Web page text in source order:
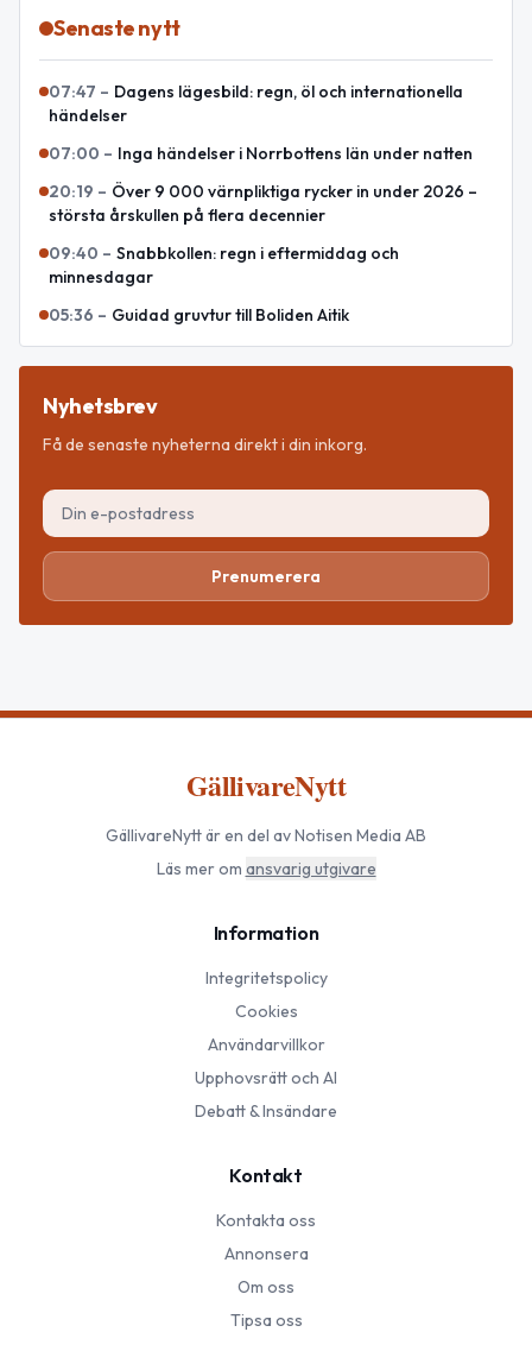
Senaste nytt
07:47 – Dagens lägesbild: regn, öl och internationella
händelser
07:00 – Inga händelser i Norrbottens län under natten
20:19 – Över 9 000 värnpliktiga rycker in under 2026 –
största årskullen på flera decennier
09:40 – Snabbkollen: regn i eftermiddag och
minnesdagar
05:36 – Guidad gruvtur till Boliden Aitik
Nyhetsbrev
Få de senaste nyheterna direkt i din inkorg.
Prenumerera
GällivareNytt
GällivareNyttär en del av Notisen Media AB
Läs mer om ansvarig utgivare
Information
Integritetspolicy
Cookies
Användarvillkor
Upphovsrätt och AI
Debatt & Insändare
Kontakt
Kontakta oss
Annonsera
Om oss
Tipsa oss